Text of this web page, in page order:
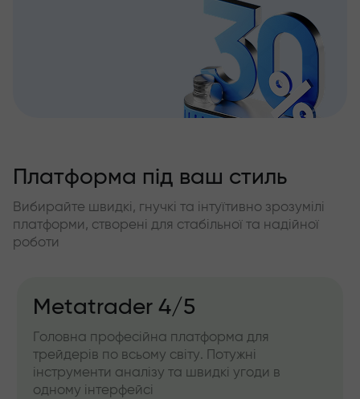
Платформа під ваш стиль
Вибирайте швидкі, гнучкі та інтуїтивно зрозумілі
платформи, створені для стабільної та надійної
роботи
Metatrader 4/5
Головна професійна платформа для
трейдерів по всьому світу. Потужні
інструменти аналізу та швидкі угоди в
одному інтерфейсі